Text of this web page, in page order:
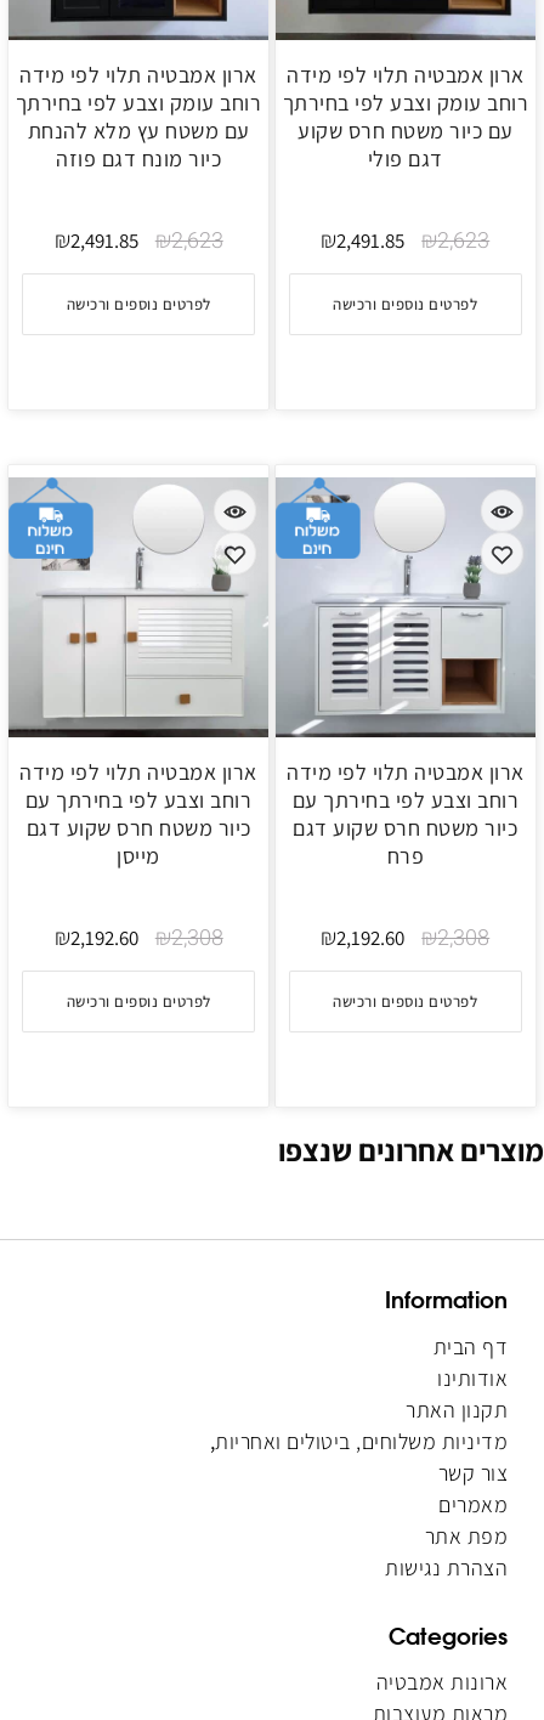
ארון אמבטיה תלוי לפי מידה
רוחב עומק וצבע לפי בחירתך
עם כיור משטח חרס שקוע
דגם פולי
₪2,623
₪2,491.85
לפרטים נוספים ורכישה
ארון אמבטיה תלוי לפי מידה
רוחב עומק וצבע לפי בחירתך
עם משטח עץ מלא להנחת
כיור מונח דגם פוזה
₪2,623
₪2,491.85
לפרטים נוספים ורכישה
ארון אמבטיה תלוי לפי מידה
רוחב וצבע לפי בחירתך עם
כיור משטח חרס שקוע דגם
פרח
₪2,308
₪2,192.60
לפרטים נוספים ורכישה
ארון אמבטיה תלוי לפי מידה
רוחב וצבע לפי בחירתך עם
כיור משטח חרס שקוע דגם
מייסן
₪2,308
₪2,192.60
לפרטים נוספים ורכישה
מוצרים אחרונים שנצפו
Information
דף הבית
אודותינו
תקנון האתר
מדיניות משלוחים, ביטולים ואחריות,
צור קשר
מאמרים
מפת אתר
הצהרת נגישות
Categories
ארונות אמבטיה
מראות מעוצבות